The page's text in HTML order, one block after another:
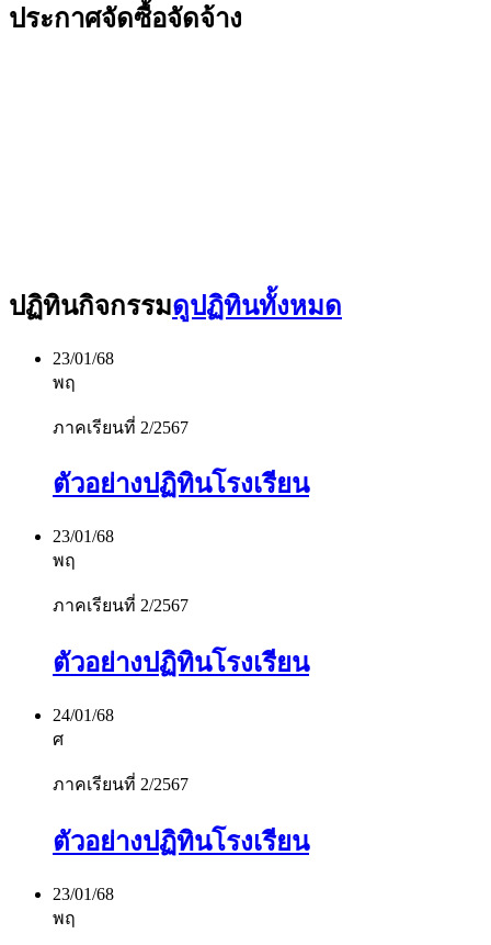
ประกาศจัดซื้อจัดจ้าง
ปฏิทินกิจกรรมดูปฏิทินทั้งหมด
23/01/68
พฤ
ภาคเรียนที่ 2/2567
ตัวอย่างปฏิทินโรงเรียน
23/01/68
พฤ
ภาคเรียนที่ 2/2567
ตัวอย่างปฏิทินโรงเรียน
24/01/68
ศ
ภาคเรียนที่ 2/2567
ตัวอย่างปฏิทินโรงเรียน
23/01/68
พฤ